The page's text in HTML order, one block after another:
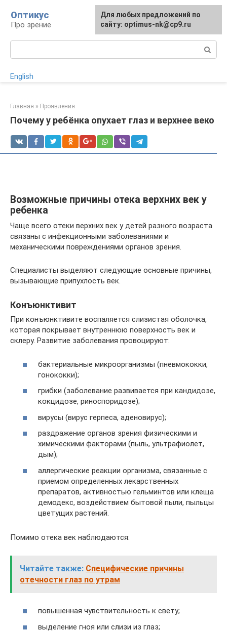
контенту
Оптикус
Про зрение
English
Главная » Проявления
Почему у ребёнка опухает глаз и верхнее веко
Возможные причины отека верхних век у
ребенка
Чаще всего отеки верхних век у детей разного возраста
связаны с инфекционными заболеваниями и
механическими повреждениями органов зрения.
Специалисты выделяют следующие основные причины,
вызывающие припухлость век.
Конъюнктивит
При конъюнктивите воспаляется слизистая оболочка,
которая покрывает внутреннюю поверхность век и
склеру. Развитие заболевания провоцируют:
бактериальные микроорганизмы (пневмококки,
гонококки);
грибки (заболевание развивается при кандидозе,
кокцидозе, риноспоридозе);
вирусы (вирус герпеса, аденовирус);
раздражение органов зрения физическими и
химическими факторами (пыль, ультрафиолет,
дым);
аллергические реакции организма, связанные с
приемом определенных лекарственных
препаратов, активностью гельминтов или клеща
демодекс, воздействием бытовой пыли, пыльцы
цветущих растений.
Помимо отека век наблюдаются:
Читайте также: Специфические причины
отечности глаз по утрам
повышенная чувствительность к свету;
выделение гноя или слизи из глаз;
Для любых предложений по
сайту: optimus-nk@cp9.ru